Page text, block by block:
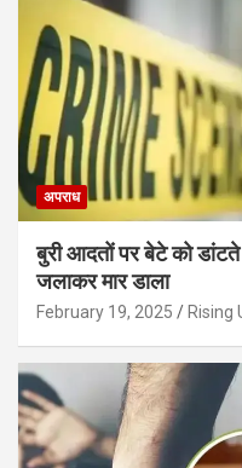
अपराध
बुरी आदतों पर बेटे को
जलाकर मार डाला
February 19, 2025 Rising